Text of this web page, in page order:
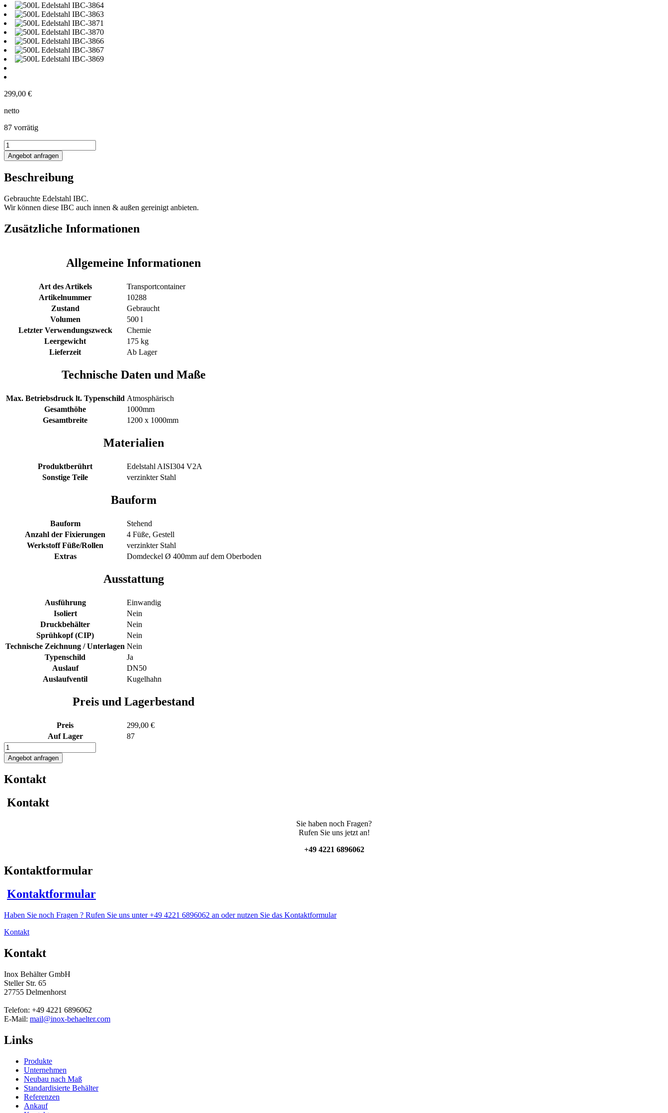
299,00 €
netto
87 vorrätig
500L
Edelstahl
Transportcontainer
Angebot anfragen
Beschreibung
Gebrauchte Edelstahl IBC.
Wir können diese IBC auch innen & außen gereinigt anbieten.
Zusätzliche Informationen
Allgemeine Informationen
Art des Artikels
Transportcontainer
Artikelnummer
10288
Zustand
Gebraucht
Volumen
500 l
Letzter Verwendungszweck
Chemie
Leergewicht
175 kg
Lieferzeit
Ab Lager
Technische Daten und Maße
Max. Betriebsdruck lt. Typenschild Atmosphärisch
Gesamthöhe
1000mm
Gesamtbreite
1200 x 1000mm
Materialien
Produktberührt
Edelstahl AISI304 V2A
Sonstige Teile
verzinkter Stahl
Bauform
Bauform
Stehend
Anzahl der Fixierungen
4 Füße, Gestell
Werkstoff Füße/Rollen
verzinkter Stahl
Extras
Domdeckel Ø 400mm auf dem Oberboden
Ausstattung
Ausführung
Einwandig
Isoliert
Nein
Druckbehälter
Nein
Sprühkopf (CIP)
Nein
Technische Zeichnung / Unterlagen Nein
Typenschild
Ja
Auslauf
DN50
Auslaufventil
Kugelhahn
Preis und Lagerbestand
Preis
299,00 €
Auf Lager
87
500L
Edelstahl
Transportcontainer
Angebot anfragen
Kontakt
Kontakt
Sie haben noch Fragen?
Rufen Sie uns jetzt an!
+49 4221 6896062
Kontaktformular
Kontaktformular
Haben Sie noch Fragen ? Rufen Sie uns unter +49 4221 6896062 an oder nutzen Sie das Kontaktformular
Kontakt
Kontakt
Inox Behälter GmbH
Steller Str. 65
27755 Delmenhorst
Telefon: +49 4221 6896062
E-Mail: mail@inox-behaelter.com
Links
Produkte
Unternehmen
Neubau nach Maß
Standardisierte Behälter
Referenzen
Ankauf